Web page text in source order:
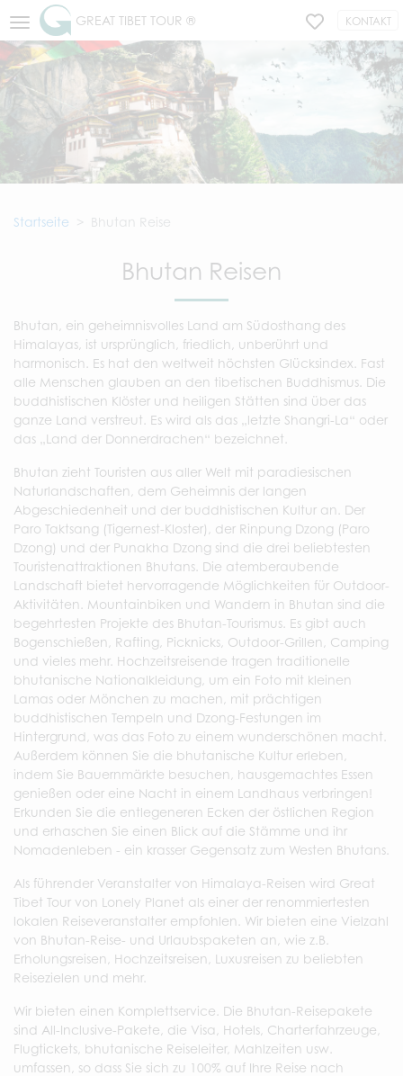
GREAT TIBET TOUR ® KONTAKT
Startseite Bhutan Reise
Bhutan Reisen
Bhutan, ein geheimnisvolles Land am Südosthang des
Himalayas, ist ursprünglich, friedlich, unberührt und
harmonisch. Es hat den weltweit höchsten Glücksindex. Fast
alle Menschen glauben an den tibetischen Buddhismus. Die
buddhistischen Klöster und heiligen Stätten sind über das
ganze Land verstreut. Es wird als das „letzte Shangri-La“ oder
das „Land der Donnerdrachen“ bezeichnet.
Bhutan zieht Touristen aus aller Welt mit paradiesischen
Naturlandschaften, dem Geheimnis der langen
Abgeschiedenheit und der buddhistischen Kultur an. Der
Paro Taktsang (Tigernest-Kloster), der Rinpung Dzong (Paro
Dzong) und der Punakha Dzong sind die drei beliebtesten
Touristenattraktionen Bhutans. Die atemberaubende
Landschaft bietet hervorragende Möglichkeiten für Outdoor-
Aktivitäten. Mountainbiken und Wandern in Bhutan sind die
begehrtesten Projekte des Bhutan-Tourismus. Es gibt auch
Bogenschießen, Rafting, Picknicks, Outdoor-Grillen, Camping
und vieles mehr. Hochzeitsreisende tragen traditionelle
bhutanische Nationalkleidung, um ein Foto mit kleinen
Lamas oder Mönchen zu machen, mit prächtigen
buddhistischen Tempeln und Dzong-Festungen im
Hintergrund, was das Foto zu einem wunderschönen macht.
Außerdem können Sie die bhutanische Kultur erleben,
indem Sie Bauernmärkte besuchen, hausgemachtes Essen
genießen oder eine Nacht in einem Landhaus verbringen!
Erkunden Sie die entlegeneren Ecken der östlichen Region
und erhaschen Sie einen Blick auf die Stämme und ihr
Nomadenleben - ein krasser Gegensatz zum Westen Bhutans.
Als führender Veranstalter von Himalaya-Reisen wird Great
Tibet Tour von Lonely Planet als einer der renommiertesten
lokalen Reiseveranstalter empfohlen. Wir bieten eine Vielzahl
von Bhutan-Reise- und Urlaubspaketen an, wie z.B.
Erholungsreisen, Hochzeitsreisen, Luxusreisen zu beliebten
Reisezielen und mehr.
Wir bieten einen Komplettservice. Die Bhutan-Reisepakete
sind All-Inclusive-Pakete, die Visa, Hotels, Charterfahrzeuge,
Flugtickets, bhutanische Reiseleiter, Mahlzeiten usw.
umfassen, so dass Sie sich zu 100% auf Ihre Reise nach